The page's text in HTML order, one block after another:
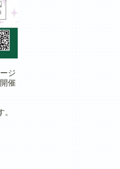
ジ
催